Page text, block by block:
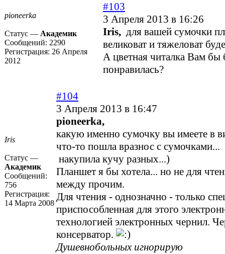
pioneerka
Статус — Академик
Сообщений: 2290
Регистрация: 26 Апреля
2012
#103
3 Апреля 2013 в 16:26
Iris, для вашей сумочки
великоват и тяжеловат
А цветная читалка Вам бы
понравилась?
Iris
Статус —
Академик
Сообщений:
756
Регистрация:
14 Марта 2008
#104
3 Апреля 2013 в 16:47
pioneerka,
какую именно сумочку вы имеете в
что-то пошла вразнос с сумочками...
накупила кучу разных...)
Планшет я бы хотела... но не для
между прочим.
Для чтения - однозначно - только
приспособленная для этого
технологией электронных чернил.
консерватор.
Душевнобольных игнорирую